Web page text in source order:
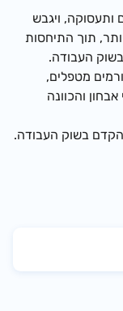
ויגבש
תוך התיחסות
העבודה.
מטפלים,
והכוונה
בשוק העבודה.